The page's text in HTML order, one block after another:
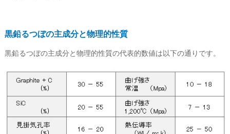
黒鉛るつぼの主成分と物理的性質
黒鉛るつぼの主成分と物理的性質の代表的数値は以下の通りです。